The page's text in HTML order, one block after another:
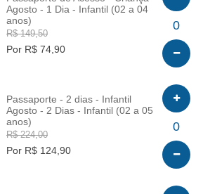
Agosto - 1 Dia - Infantil (02 a 04
anos)
R$ 149,50
Por R$ 74,90
0
Passaporte - 2 dias - Infantil
Agosto - 2 Dias - Infantil (02 a 05
anos)
R$ 224,00
Por R$ 124,90
0